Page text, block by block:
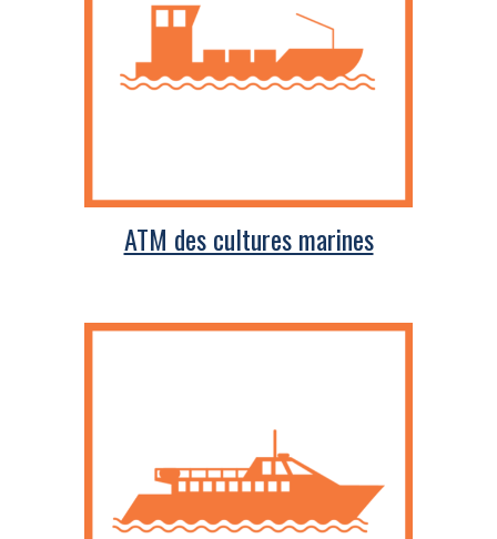
ATM des cultures marines